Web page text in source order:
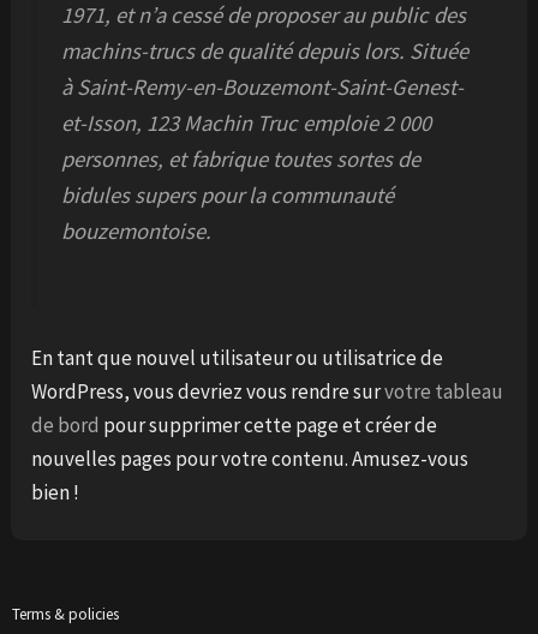
1971, et n’a cessé de proposer au public des
machins-trucs de qualité depuis lors. Située
à Saint-Remy-en-Bouzemont-Saint-Genest-
et-Isson, 123 Machin Truc emploie 2 000
personnes, et fabrique toutes sortes de
bidules supers pour la communauté
bouzemontoise.
En tant que nouvel utilisateur ou utilisatrice de
WordPress, vous devriez vous rendre survotre tableau
de bord pour supprimer cette page et créer de
nouvelles pages pour votre contenu. Amusez-vous
bien !
Terms & policies